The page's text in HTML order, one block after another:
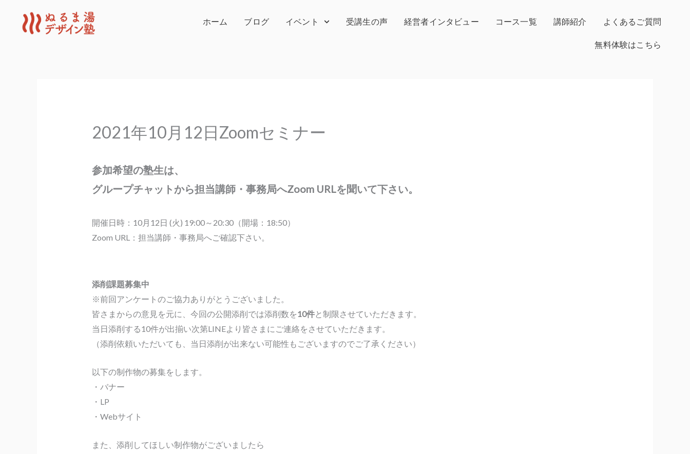
ホーム ブログ イベント 受講生の声 経営者インタビュー コース一覧 講師紹介 よくあるご質問
無料体験はこちら
2021年10月12日Zoomセミナー
参加希望の塾生は、
グループチャットから担当講師・事務局へZoom URLを聞いて下さい。
開催日時：10月12日 (火) 19:00～20:30（開場：18:50）
Zoom URL：担当講師・事務局へご確認下さい。
添削課題募集中
※前回アンケートのご協力ありがとうございました。
皆さまからの意見を元に、今回の公開添削では添削数を10件と制限させていただきます。
当日添削する10件が出揃い次第LINEより皆さまにご連絡をさせていただきます。
（添削依頼いただいても、当日添削が出来ない可能性もございますのでご了承ください）
以下の制作物の募集をします。
・バナー
・LP
・Webサイト
また、添削してほしい制作物がございましたら